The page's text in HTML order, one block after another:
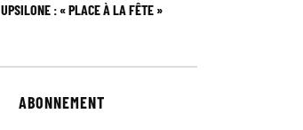
UPSILONE : « PLACE À LA FÊTE »
ABONNEMENT